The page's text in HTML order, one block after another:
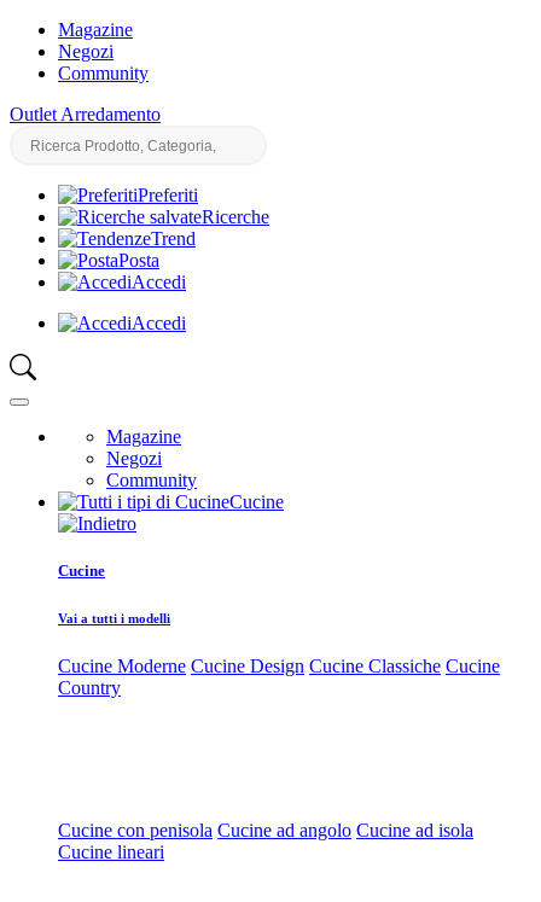
Magazine
Negozi
Community
Outlet Arredamento
Preferiti
Ricerche
Trend
Posta
Accedi
Accedi
Magazine
Negozi
Community
Cucine
Cucine
Vai a tutti i modelli
Cucine Moderne Cucine Design Cucine Classiche Cucine
Country
Cucine con penisola Cucine ad angolo Cucine ad isola
Cucine lineari